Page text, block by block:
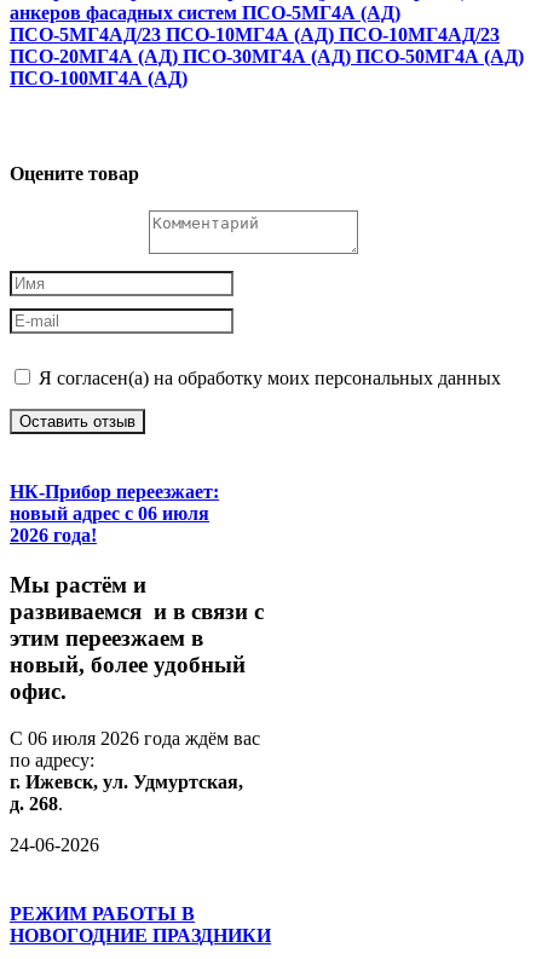
анкеров фасадных систем ПСО-5МГ4А (АД)
ПСО-5МГ4АД/23 ПСО-10МГ4А (АД) ПСО-10МГ4АД/23
ПСО-20МГ4А (АД) ПСО-30МГ4А (АД) ПСО-50МГ4А (АД)
ПСО-100МГ4А (АД)
Оцените товар
Я согласен(а) на обработку моих персональных данных
Оставить отзыв
НК-Прибор переезжает:
новый адрес с 06 июля
2026 года!
Мы растём и
развиваемся и в связи с
этим переезжаем в
новый, более удобный
офис.
С 06 июля 2026 года ждём вас
по адресу:
г. Ижевск, ул. Удмуртская,
д. 268.
24-06-2026
РЕЖИМ РАБОТЫ В
НОВОГОДНИЕ ПРАЗДНИКИ